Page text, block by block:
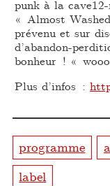
punk à la
« Almost
prévenu et sur
d’abandon-
bonheur ! «
Plus d’infos :
programme
label